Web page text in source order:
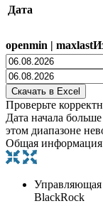
Дата
openmin | maxlast
Проверьте
Дата начала
этом диапазоне
Общая
BlackRock